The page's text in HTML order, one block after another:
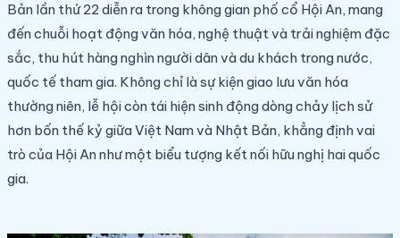
Bản lần thứ 22 diễn ra trong không gian phố cổ Hội An, mang
đến chuỗi hoạt động văn hóa, nghệ thuật và trải nghiệm đặc
sắc, thu hút hàng nghìn người dân và du khách trong nước,
quốc tế tham gia. Không chỉ là sự kiện giao lưu văn hóa
thường niên, lễ hội còn tái hiện sinh động dòng chảy lịch sử
hơn bốn thế kỷ giữa Việt Nam và Nhật Bản, khẳng định vai
trò của Hội An như một biểu tượng kết nối hữu nghị hai quốc
gia.